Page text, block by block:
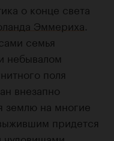
о конце света
Эммериха
семья
небывалом
поля
внезапно
землю на многие
придется